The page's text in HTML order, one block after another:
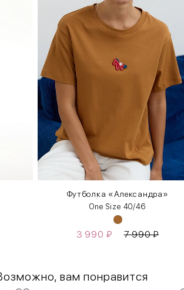
Футболка «Александра»
One Size 40/46
3 990 ₽ 7 990₽
вам понравится